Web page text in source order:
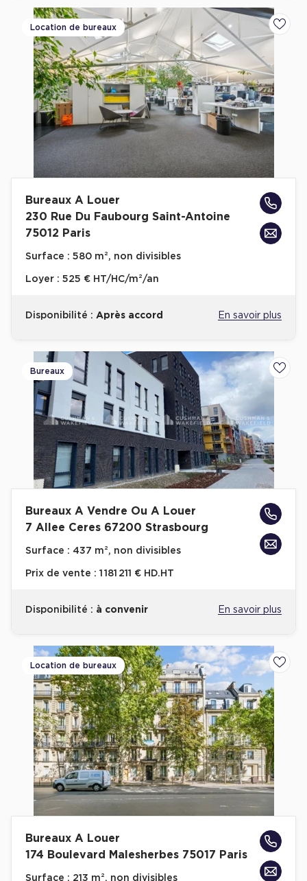
Location de bureaux
Bureaux A Louer
230 Rue Du Faubourg Saint-Antoine
75012 Paris
Surface : 580 m², non divisibles
Loyer : 525 € HT/HC/m²/an
Disponibilité : Après accord En savoir plus
Bureaux
Bureaux A Vendre Ou A Louer
7 Allee Ceres 67200 Strasbourg
Surface : 437 m², non divisibles
Prix de vente : 1 181 211 € HD.HT
Disponibilité : à convenir En savoir plus
Location de bureaux
Bureaux A Louer
174 Boulevard Malesherbes 75017 Paris
Surface : 213 m², non divisibles